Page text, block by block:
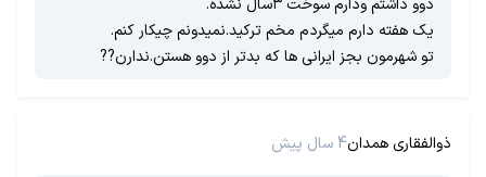
یک هفته دارم میگردم مخم ترکید.نمیدونم چیکار کنم.
تو شهرمون بجز ایرانی ها که بدتر از دوو هستن.ندارن??
ذوالفقاری همدان4 سال پیش